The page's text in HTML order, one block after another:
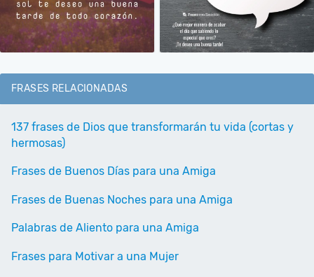
FRASES RELACIONADAS
137 frases de Dios que transformarán tu vida (cortas y
hermosas)
Frases de Buenos Días para una Amiga
Frases de Buenas Noches para una Amiga
Palabras de Aliento para una Amiga
Frases para Motivar a una Mujer